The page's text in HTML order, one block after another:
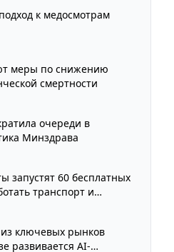
к медосмотрам
меры по снижению
смертности
очереди в
Минздрава
запустят 60 бесплатных
транспорт и
из ключевых рынков
развивается AI-